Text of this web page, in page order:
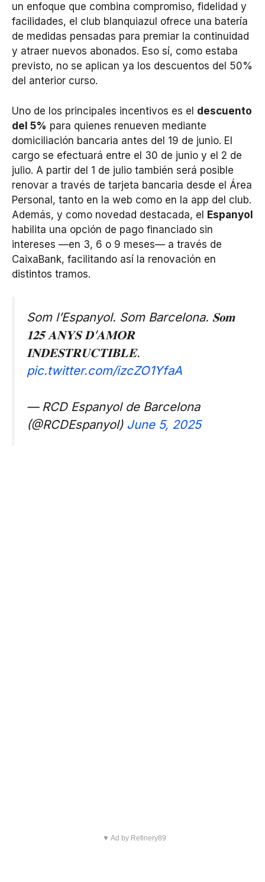
un enfoque que combina compromiso, fidelidad y
facilidades, el club blanquiazul ofrece una batería
de medidas pensadas para premiar la continuidad
y atraer nuevos abonados. Eso sí, como estaba
previsto, no se aplican ya los descuentos del 50%
del anterior curso.
Uno de los principales incentivos es el descuento
del 5% para quienes renueven mediante
domiciliación bancaria antes del 19 de junio. El
cargo se efectuará entre el 30 de junio y el 2 de
julio. A partir del 1 de julio también será posible
renovar a través de tarjeta bancaria desde el Área
Personal, tanto en la web como en la app del club.
Además, y como novedad destacada, el Espanyol
habilita una opción de pago financiado sin
intereses —en 3, 6 o 9 meses— a través de
CaixaBank, facilitando así la renovación en
distintos tramos.
Som l’Espanyol. Som Barcelona. 𝐒𝐨𝐦
𝟏𝟐𝟓 𝐀𝐍𝐘𝐒 𝐃’𝐀𝐌𝐎𝐑
𝐈𝐍𝐃𝐄𝐒𝐓𝐑𝐔𝐂𝐓𝐈𝐁𝐋𝐄.
pic.twitter.com/izcZO1YfaA
— RCD Espanyol de Barcelona
(@RCDEspanyol) June 5, 2025
▼ Ad by Refinery89